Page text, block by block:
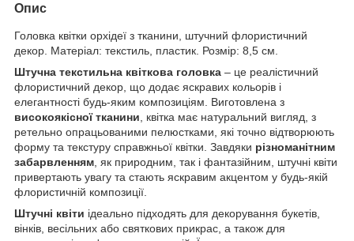
Опис
Головка квітки орхідеї з тканини, штучний флористичний
декор. Матеріал: текстиль, пластик. Розмір: 8,5 см.
Штучна текстильна квіткова головка – це реалістичний
флористичний декор, що додає яскравих кольорів і
елегантності будь-яким композиціям. Виготовлена з
високоякісної тканини , квітка має натуральний вигляд, з
ретельно опрацьованими пелюстками, які точно відтворюють
форму та текстуру справжньої квітки. Завдяки різноманітним
забарвленням , як природним, так і фантазійним, штучні квіти
привертають увагу та стають яскравим акцентом у будь-якій
флористичній композиції.
Штучні квіти ідеально підходять для декорування букетів,
вінків, весільних або святкових прикрас, а також для